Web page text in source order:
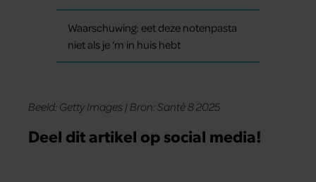
Waarschuwing: eet deze notenpasta
niet als je ‘m in huis hebt
Beeld: Getty Images | Bron: Santé 8 2025
Deel dit artikel op social media!